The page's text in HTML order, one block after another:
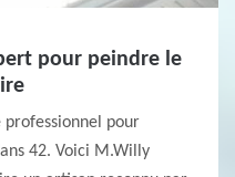
pour peindre le
professionnel pour
42. Voici M.Willy